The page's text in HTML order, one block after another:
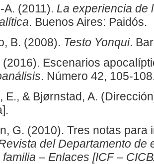
A. (2011). La experiencia de
. Buenos Aires: Paidós.
B. (2008). Testo Yonqui.
(2016). Escenarios
. Número 42, 105-
E., & Bjørnstad, A.
G. (2010). Tres notas para
del Departamento de
– Enlaces [ICF –